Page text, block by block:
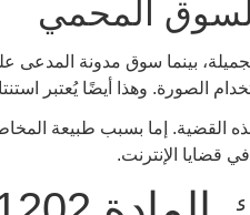
بينما سوق مدونة المدعى
الصورة. وهذا أيضًا يُعتبر
إما بسبب طبيعة
قضايا الإنترنت.